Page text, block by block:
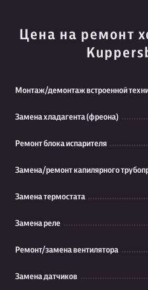
Цена на ремонт
Монтаж/демонтаж встроенной
Замена хладагента (фреона)
Ремонт блока испарителя
Замена/ремонт капилярного
Замена термостата
Замена реле
Ремонт/замена вентилятора
Замена датчиков